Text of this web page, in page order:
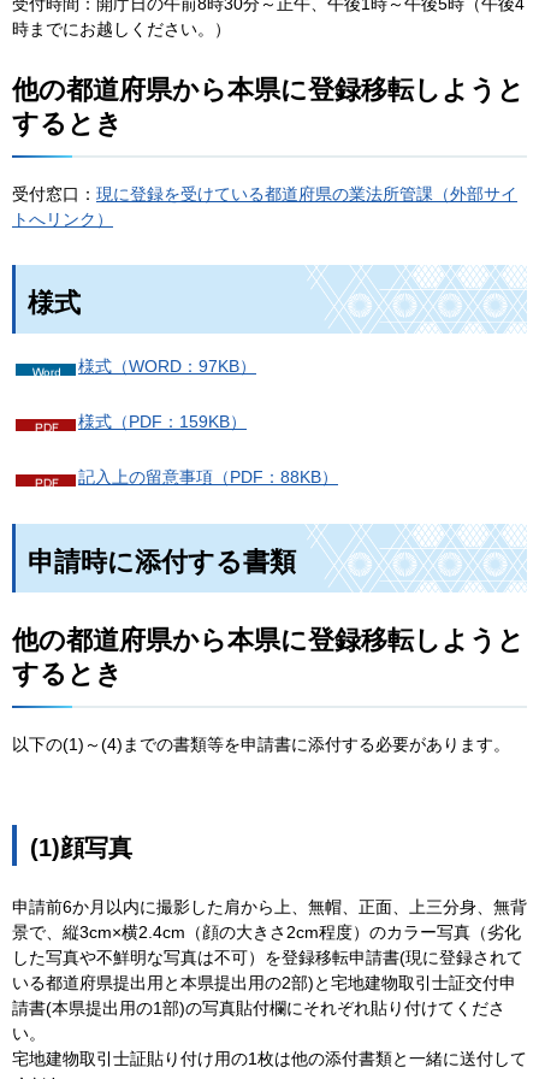
時までにお越しください。）
他の都道府県から本県に登録移転しようと
するとき
受付窓口： 現に登録を受けている都道府県の業法所管課（外部サイ
トへリンク）
様式
様式（WORD：97KB）
様式（PDF：159KB）
記入上の留意事項（PDF：88KB）
申請時に添付する書類
他の都道府県から本県に登録移転しようと
するとき
以下の(1)～(4)までの書類等を申請書に添付する必要があります。
(1)顔写真
申請前6か月以内に撮影した肩から上、無帽、正面、上三分身、無背
景で、縦3cm×横2.4cm（顔の大きさ2cm程度）のカラー写真（劣化
した写真や不鮮明な写真は不可）を登録移転申請書(現に登録されて
いる都道府県提出用と本県提出用の2部)と宅地建物取引士証交付申
請書(本県提出用の1部)の写真貼付欄にそれぞれ貼り付けてくださ
い。
宅地建物取引士証貼り付け用の1枚は他の添付書類と一緒に送付して